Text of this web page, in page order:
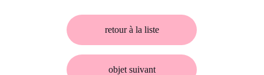
retour à la liste
objet suivant